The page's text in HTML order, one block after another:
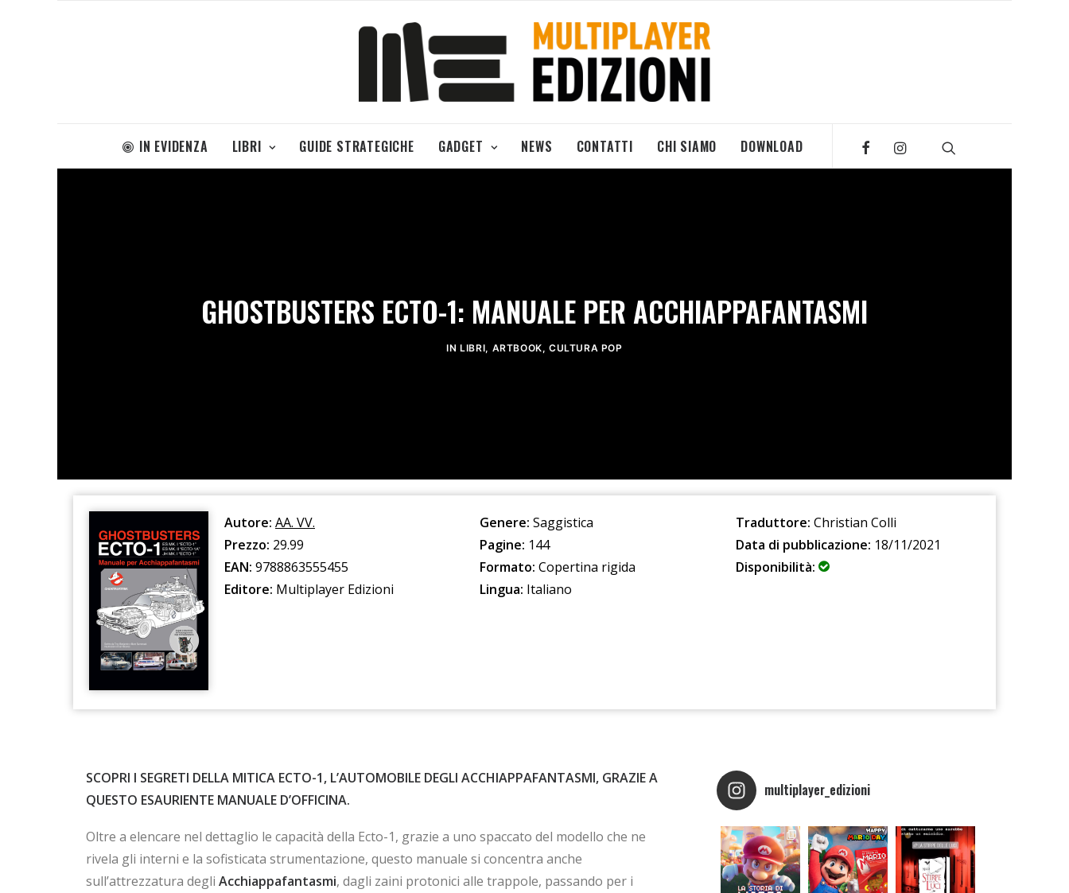
IN EVIDENZA LIBRI GUIDE STRATEGICHE GADGET NEWS CONTATTI CHI SIAMO DOWNLOAD
GHOSTBUSTERS ECTO-1: MANUALE PER ACCHIAPPAFANTASMI
INLIBRI, ARTBOOK, CULTURA POP
Autore: AA. VV.
Prezzo: 29.99
EAN: 9788863555455
Editore: Multiplayer Edizioni
Genere: Saggistica
Pagine: 144
Formato: Copertina rigida
Lingua: Italiano
Traduttore: Christian Colli
Data di pubblicazione: 18/11/2021
Disponibilità:
SCOPRI I SEGRETI DELLA MITICA ECTO-1, L’AUTOMOBILE DEGLI ACCHIAPPAFANTASMI, GRAZIE A
QUESTO ESAURIENTE MANUALE D’OFFICINA.
Oltre a elencare nel dettaglio le capacità della Ecto-1, grazie a uno spaccato del modello che ne
rivela gli interni e la sofisticata strumentazione, questo manuale si concentra anche
sull’attrezzatura degli Acchiappafantasmi, dagli zaini protonici alle trappole, passando per i
multiplayer_edizioni